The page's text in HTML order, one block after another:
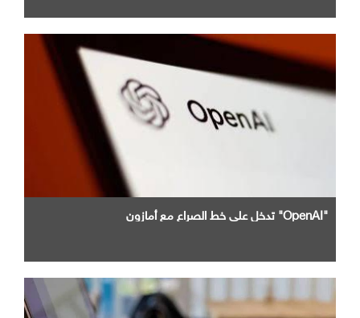
"OpenAI" تدخل علي خط الصراع مع أمازون